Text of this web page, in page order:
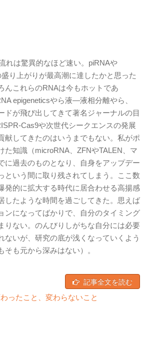
れは驚異的なほど速い。piRNAや
り上がりが最高潮に達したかと思った
んこれらのRNAは今もホットであ
epigeneticsやら液―液相分離やら、
ドが飛び出してきて著名ジャーナルの目
Cas9や次世代シークエンスの発展
献してきたのはいうまでもない。私がポ
た知識（microRNA、ZFNやTALEN、マ
に過去のものとなり、自身をアップデー
という間に取り残されてしまう。ここ数
発的に拡大する時代に居合わせる高揚感
したような時間を過ごしてきた。思えば
ンになってばかりで、自分のタイミング
りない。のんびりしがちな自分には必要
ないが、研究の底が浅くなっていくよう
そも元から深みはない）。
記事全文を読む
ったこと、変わらないこと